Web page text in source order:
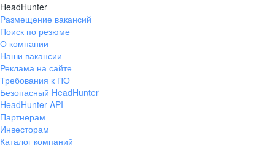
HeadHunter
Размещение вакансий
Поиск по резюме
О компании
Наши вакансии
Реклама на сайте
Требования к ПО
Безопасный HeadHunter
HeadHunter API
Партнерам
Инвесторам
Каталог компаний